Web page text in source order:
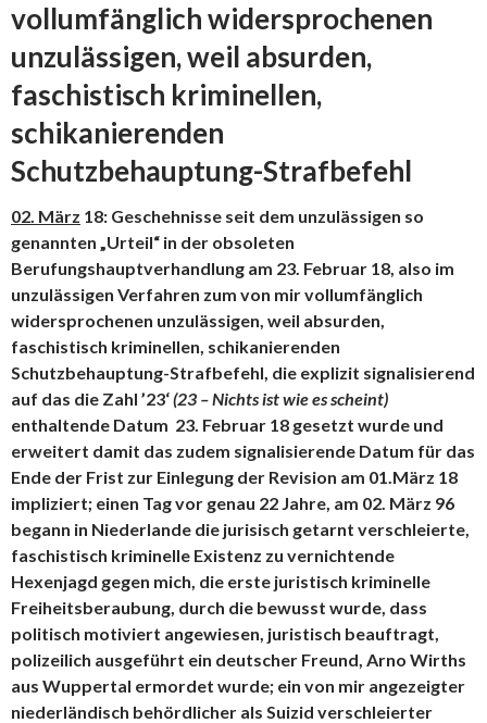
vollumfänglich widersprochenen
unzulässigen, weil absurden,
faschistisch kriminellen,
schikanierenden
Schutzbehauptung-Strafbefehl
02. März 18: Geschehnisse seit dem unzulässigen so
genannten „Urteil“ in der obsoleten
Berufungshauptverhandlung am 23. Februar 18, also im
unzulässigen Verfahren zum von mir vollumfänglich
widersprochenen unzulässigen, weil absurden,
faschistisch kriminellen, schikanierenden
Schutzbehauptung-Strafbefehl, die explizit signalisierend
auf das die Zahl ’23‘(23 – Nichts ist wie es scheint)
enthaltende Datum 23. Februar 18 gesetzt wurde und
erweitert damit das zudem signalisierende Datum für das
Ende der Frist zur Einlegung der Revision am 01.März 18
impliziert; einen Tag vor genau 22 Jahre, am 02. März 96
begann in Niederlande die jurisisch getarnt verschleierte,
faschistisch kriminelle Existenz zu vernichtende
Hexenjagd gegen mich, die erste juristisch kriminelle
Freiheitsberaubung, durch die bewusst wurde, dass
politisch motiviert angewiesen, juristisch beauftragt,
polizeilich ausgeführt ein deutscher Freund, Arno Wirths
aus Wuppertal ermordet wurde; ein von mir angezeigter
niederländisch behördlicher als Suizid verschleierter